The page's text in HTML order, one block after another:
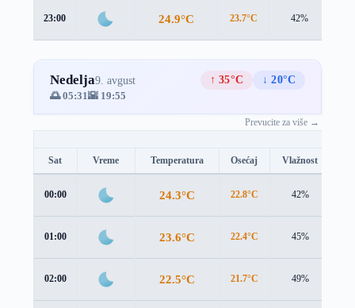
23:00 24.9°C 23.7°C 42%
Nedelja9. avgust ↑ 35°C
↓ 20°C
🌅 05:31🌇 19:55
Prevucite za više →
Sat Vreme Temperatura Osećaj Vlažnost
00:00 24.3°C 22.8°C 42%
01:00 23.6°C 22.4°C 45%
02:00 22.5°C 21.7°C 49%